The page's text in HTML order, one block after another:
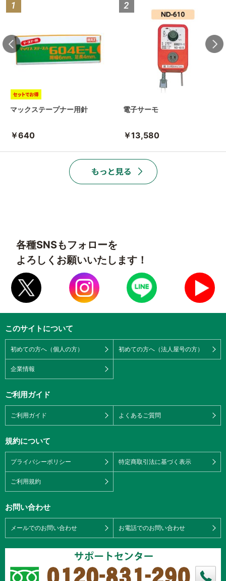
マックステープナー用針
￥640
電子サーモ
￥13,580
各種SNSもフォローを
よろしくお願いいたします！
このサイトについて
初めての方へ（個人の方） 初めての方へ（法人屋号の方）
企業情報
ご利用ガイド
ご利用ガイド よくあるご質問
規約について
プライバシーポリシー 特定商取引法に基づく表示
ご利用規約
お問い合わせ
メールでのお問い合わせ お電話でのお問い合わせ